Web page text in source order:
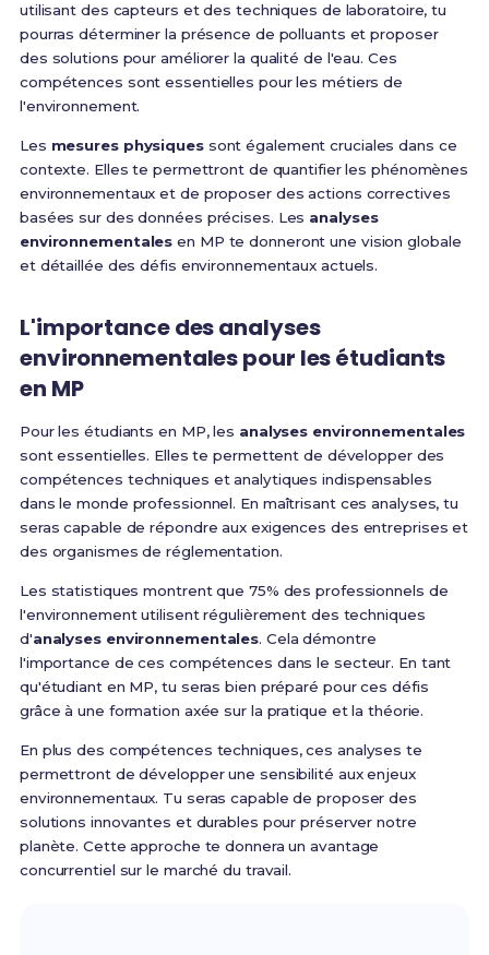
utilisant des capteurs et des techniques de laboratoire, tu
pourras déterminer la présence de polluants et proposer
des solutions pour améliorer la qualité de l'eau. Ces
compétences sont essentielles pour les métiers de
l'environnement.
Les mesures physiquessont également cruciales dans ce
contexte. Elles te permettront de quantifier les phénomènes
environnementaux et de proposer des actions correctives
basées sur des données précises. Les analyses
environnementales en MP te donneront une vision globale
et détaillée des défis environnementaux actuels.
L'importance des analyses
environnementales pour les étudiants
en MP
Pour les étudiants en MP, les analyses environnementales
sont essentielles. Elles te permettent de développer des
compétences techniques et analytiques indispensables
dans le monde professionnel. En maîtrisant ces analyses, tu
seras capable de répondre aux exigences des entreprises et
des organismes de réglementation.
Les statistiques montrent que 75% des professionnels de
l'environnement utilisent régulièrement des techniques
d'analyses environnementales. Cela démontre
l'importance de ces compétences dans le secteur. En tant
qu'étudiant en MP, tu seras bien préparé pour ces défis
grâce à une formation axée sur la pratique et la théorie.
En plus des compétences techniques, ces analyses te
permettront de développer une sensibilité aux enjeux
environnementaux. Tu seras capable de proposer des
solutions innovantes et durables pour préserver notre
planète. Cette approche te donnera un avantage
concurrentiel sur le marché du travail.